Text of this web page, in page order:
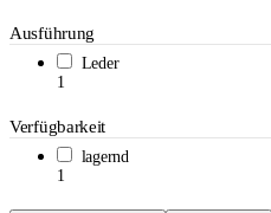
Ausführung
Leder
1
Verfügbarkeit
lagernd
1